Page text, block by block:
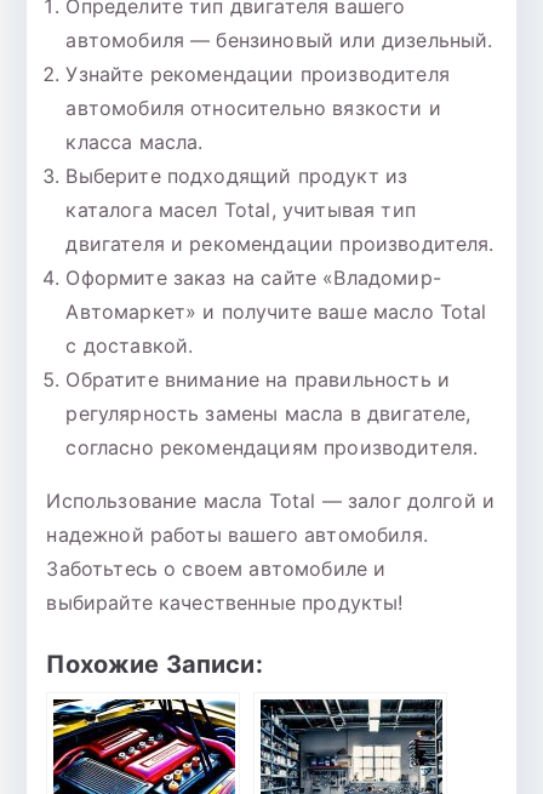
Определите тип двигателя вашего
автомобиля — бензиновый или дизельный.
Узнайте рекомендации производителя
автомобиля относительно вязкости и
класса масла.
Выберите подходящий продукт из
каталога масел Total, учитывая тип
двигателя и рекомендации производителя.
Оформите заказ на сайте «Владомир-
Автомаркет» и получите ваше масло Total
с доставкой.
Обратите внимание на правильность и
регулярность замены масла в двигателе,
согласно рекомендациям производителя.
Использование масла Total — залог долгой и
надежной работы вашего автомобиля.
Заботьтесь о своем автомобиле и
выбирайте качественные продукты!
Похожие Записи: